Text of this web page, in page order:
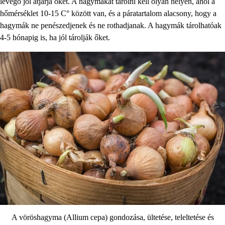
hőmérséklet 10-15 C° között van, és a páratartalom alacsony, hogy a
hagymák ne penészedjenek és ne rothadjanak. A hagymák tárolhatóak
4-5 hónapig is, ha jól tárolják őket.
A vöröshagyma (Allium cepa) gondozása, ültetése, teleltetése és